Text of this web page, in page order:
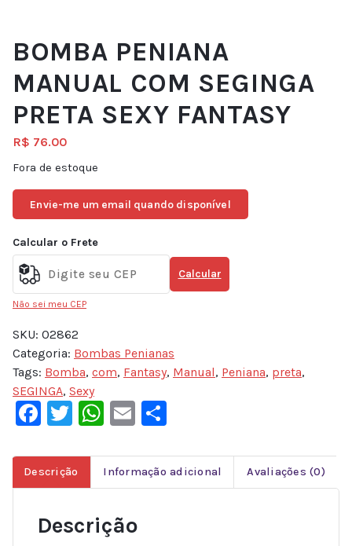
BOMBA PENIANA
MANUAL COM SEGINGA
PRETA SEXY FANTASY
R$ 76.00
Fora de estoque
Envie-me um email quando disponível
Calcular o Frete
Calcular
Não sei meu CEP
SKU: 02862
Categoria: Bombas Penianas
Tags: Bomba, com, Fantasy, Manual, Peniana, preta,
SEGINGA, Sexy
Facebook
Twitter
WhatsApp
Email
Descrição Informação adicional Avaliações (0)
Descrição